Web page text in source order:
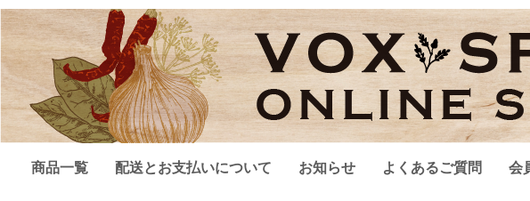
商品一覧 配送とお支払いについて お知らせ よくあるご質問 会